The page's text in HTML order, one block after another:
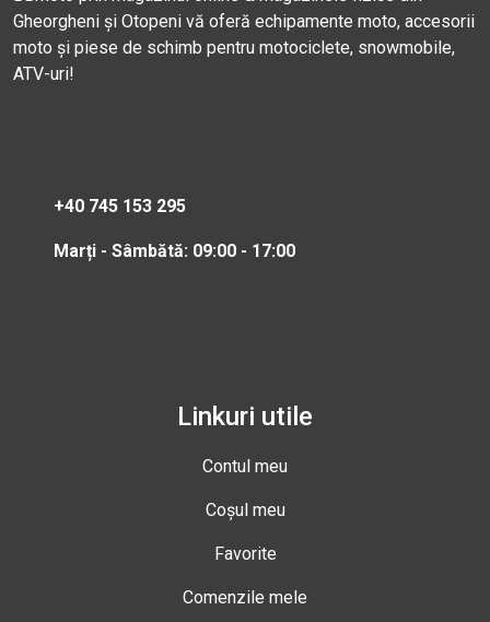
Gheorgheni și Otopeni vă oferă echipamente moto, accesorii
moto și piese de schimb pentru motociclete, snowmobile,
ATV-uri!
+40 745 153 295
Marți - Sâmbătă: 09:00 - 17:00
Linkuri utile
Contul meu
Coșul meu
Favorite
Comenzile mele